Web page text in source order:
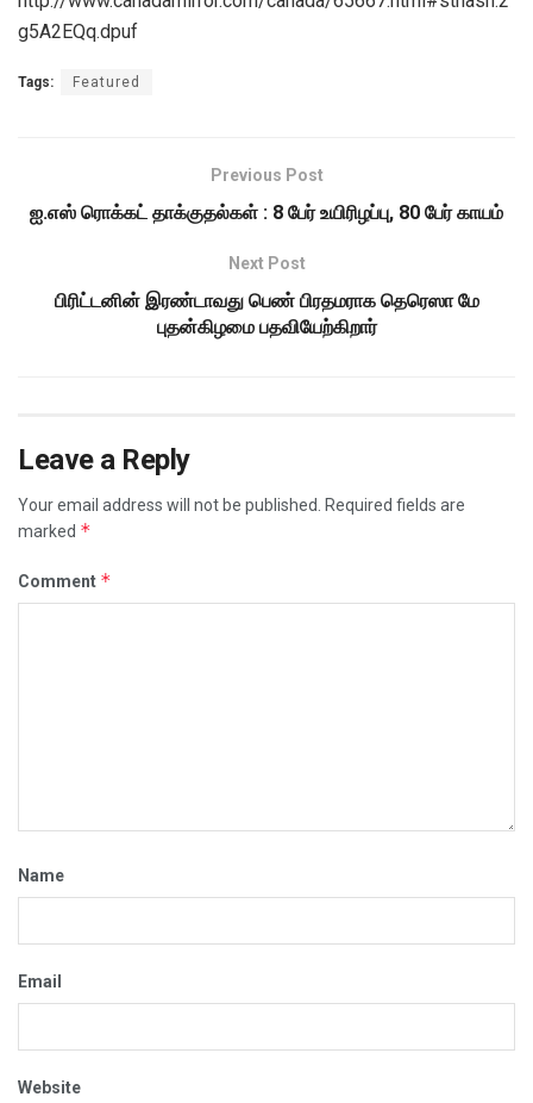
g5A2EQq.dpuf
Tags: Featured
Previous Post
ஐ.எஸ் ரொக்கட் தாக்குதல்கள் : 8 பேர் உயிரிழப்பு, 80 பேர் காயம்
Next Post
பிரிட்டனின் இரண்டாவது பெண் பிரதமராக தெரெஸா மே
புதன்கிழமை பதவியேற்கிறார்
Leave a Reply
Your email address will not be published.
Required fields are
marked *
Comment *
Name
Email
Website